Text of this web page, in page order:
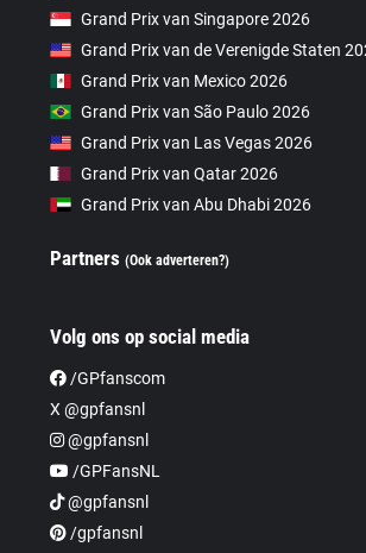
Grand Prix van Singapore 2026
Grand Prix van de Verenigde Staten
Grand Prix van Mexico 2026
Grand Prix van São Paulo 2026
Grand Prix van Las Vegas 2026
Grand Prix van Qatar 2026
Grand Prix van Abu Dhabi 2026
Partners(Ook adverteren?)
Volg ons op social media
/GPfanscom
X @gpfansnl
@gpfansnl
/GPFansNL
@gpfansnl
/gpfansnl